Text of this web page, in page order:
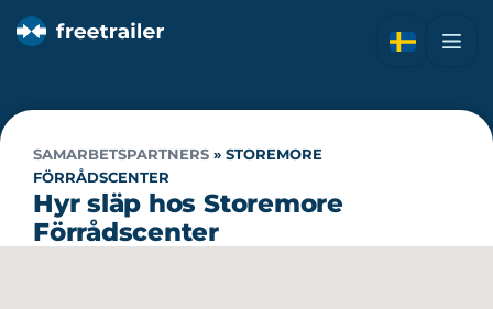
SAMARBETSPARTNERS » STOREMORE
FÖRRÅDSCENTER
Hyr släp hos Storemore
Förrådscenter